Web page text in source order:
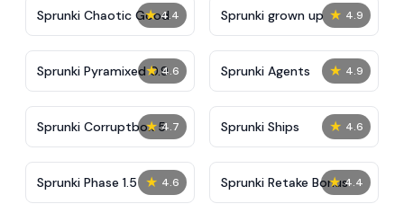
★ 4.4
Sprunki Chaotic Good ★ 4.9
Sprunki grown up
★ 4.6
Sprunki Pyramixed 0.9 ★ 4.9
Sprunki Agents
★ 4.7
Sprunki Corruptbox 5 ★ 4.6
Sprunki Ships
★ 4.6
Sprunki Phase 1.5 ★ 4.4
Sprunki Retake Bonus